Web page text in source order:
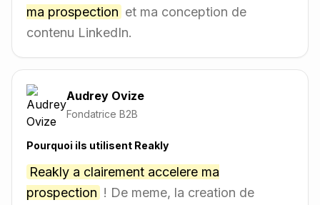
ma prospection et ma conception de
contenu LinkedIn.
Audrey Ovize
Fondatrice B2B
Pourquoi ils utilisent Reakly
Reakly a clairement accelere ma
prospection ! De meme, la creation de